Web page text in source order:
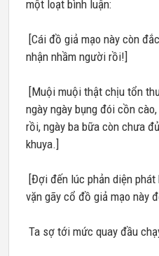
một loạt bình luận:
[Cái đồ giả mạo này còn
nhận nhầm người rồi!]
[Muội muội thật chịu tổn
ngày ngày bụng đói cồn
rồi, ngày ba bữa còn chưa
khuya.]
[Đợi đến lúc phản diện
vặn gãy cổ đồ giả mạo này
Ta sợ tới mức quay đầu